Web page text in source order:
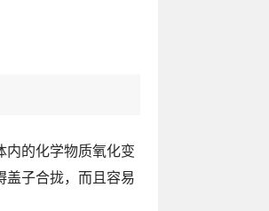
内的化学物质氧化变
盖子合拢，而且容易